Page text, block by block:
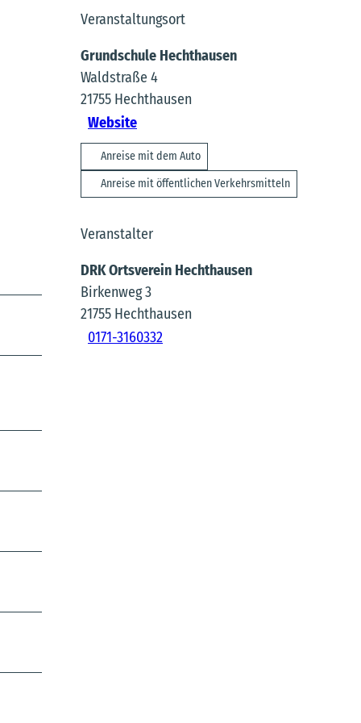
Veranstaltungsort
Grundschule Hechthausen
Waldstraße 4
21755 Hechthausen
Website
Anreise mit dem Auto
Anreise mit öffentlichen Verkehrsmitteln
Veranstalter
DRK Ortsverein Hechthausen
Birkenweg 3
21755 Hechthausen
0171-3160332